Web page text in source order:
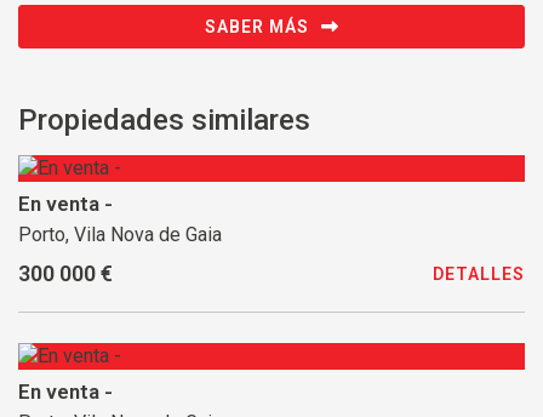
SABER MÁS
Propiedades similares
En venta -
Porto, Vila Nova de Gaia
300 000 € DETALLES
En venta -